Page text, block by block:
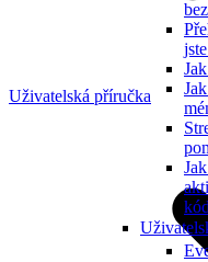
Uživatelská příručka